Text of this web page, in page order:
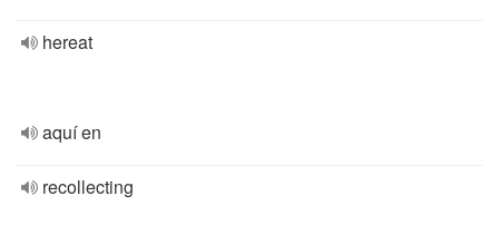
hereat
aquí en
recollecting